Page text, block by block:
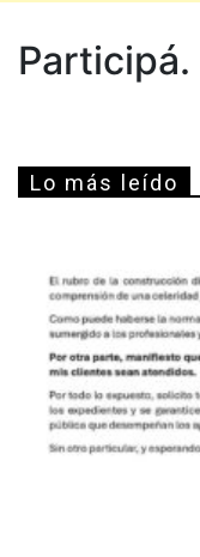
Participá.
Lo más leído